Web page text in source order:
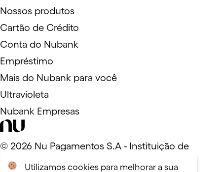
Nossos produtos
Cartão de Crédito
Conta do Nubank
Empréstimo
Mais do Nubank para você
Ultravioleta
Nubank Empresas
© 2026 Nu Pagamentos S.A - Instituição de
Pagamento. 18.236.120/0001-58
Utilizamos cookies para melhorar a sua